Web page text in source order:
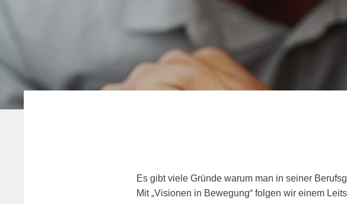
Es gibt viele Grün­de warum man in sei­ner
Mit „Vi­sio­nen in Be­we­gung“ fol­gen wir einem